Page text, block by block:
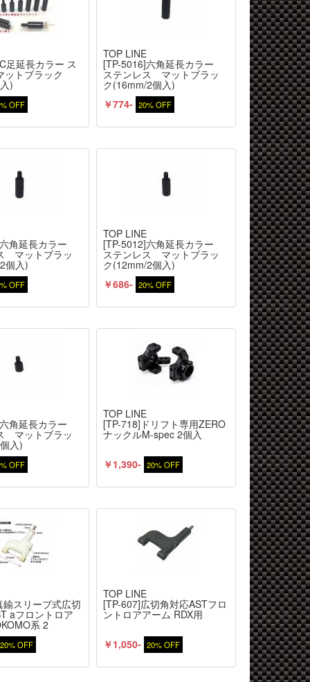
足延長カラー ス
ットブラック
)
OFF
TOP LINE
[TP-5016]六角延長カラー
ステンレス マットブラッ
ク(16mm/2個入)
￥774- 20% OFF
角延長カラー
マットブラッ
個入)
OFF
TOP LINE
[TP-5012]六角延長カラー
ステンレス マットブラッ
ク(12mm/2個入)
￥686- 20% OFF
角延長カラー
マットブラッ
入)
OFF
TOP LINE
[TP-718]ドリフト専用ZERO
ナックルM-spec 2個入
￥1,390- 20% OFF
スリーブ式広切
aフロントロア
系 2
20% OFF
TOP LINE
[TP-607]広切角対応ASTフロ
ントロアアーム RDX用
￥1,050- 20% OFF